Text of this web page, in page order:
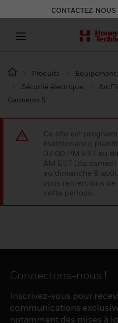
CONTACTEZ-NOUS
Produits
Sécurité électrique
Arc
Garments 5
Ce site est
maintenance
07:00 PM EST au
AM EST (du
au dimanche 9
vous remercions
cette période.
Connectons-nous !
Inscrivez-vous pour
communications
notamment des mises à